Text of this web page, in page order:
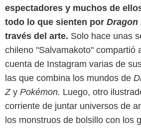
espectadores y muchos de
todo lo que sienten por Dragon
través del arte. Solo hace unas
chileno "Salvamakoto" compartió
cuenta de Instagram varias de
las que combina los mundos de
Z y Pokémon. Luego, otro
corriente de juntar universos de
los monstruos de bolsillo con los
Reddit